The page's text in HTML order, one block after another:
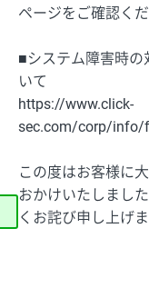
ページをご確認く
■システム障害時の
いて
https://www.click-
sec.com/corp/info/
この度はお客様に
おかけいたしまし
くお詫び申し上げ